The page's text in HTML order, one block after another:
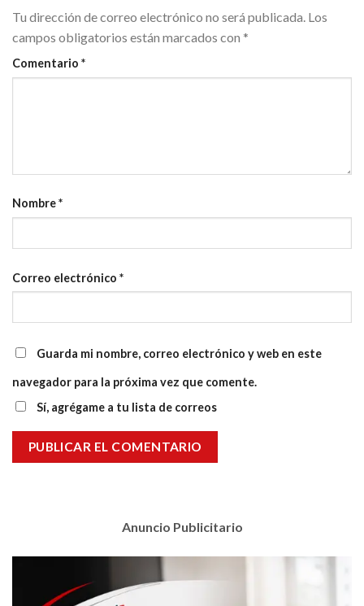
Tu dirección de correo electrónico no será publicada. Los
campos obligatorios están marcados con *
Comentario *
Nombre*
Correo electrónico *
Guarda mi nombre, correo electrónico y web en este
navegador para la próxima vez que comente.
Sí, agrégame a tu lista de correos
Anuncio Publicitario